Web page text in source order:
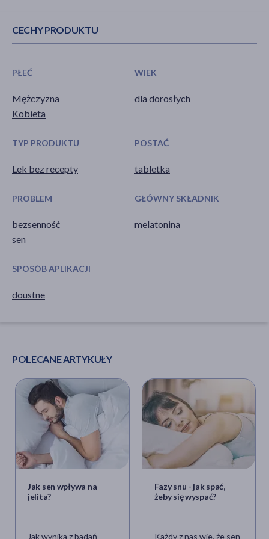
CECHY PRODUKTU
PŁEĆ
Mężczyzna
Kobieta
WIEK
dla dorosłych
TYP PRODUKTU
Lek bez recepty
POSTAĆ
tabletka
PROBLEM
bezsenność
sen
GŁÓWNY SKŁADNIK
melatonina
SPOSÓB APLIKACJI
doustne
POLECANE ARTYKUŁY
Jak sen wpływa na
jelita?
Jak wynika z badań
Fazy snu - jak spać,
żeby się wyspać?
Każdy z nas wie, że sen